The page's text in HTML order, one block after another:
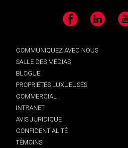
Facebook LinkedIn
COMMUNIQUEZ AVEC NOUS
SALLE DES MÉDIAS
BLOGUE
PROPRIÉTÉS LUXUEUSES
COMMERCIAL
INTRANET
AVIS JURIDIQUE
CONFIDENTIALITÉ
TÉMOINS